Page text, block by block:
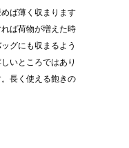
ば薄く収まります
ば荷物が増えた時
グにも収まるよう
いところではあり
長く使える飽きの